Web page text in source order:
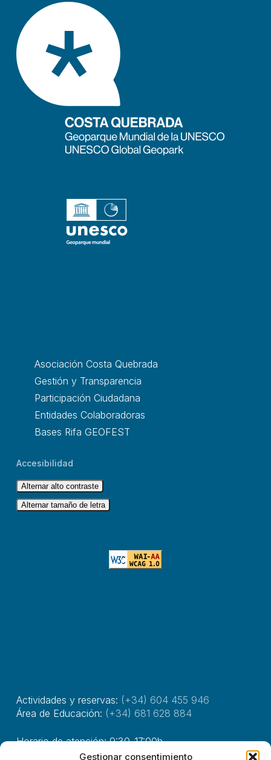
Gestionar consentimiento
Asociación Costa Quebrada
Gestión y Transparencia
Participación Ciudadana
Entidades Colaboradoras
Bases Rifa GEOFEST
Accesibilidad
Alternar alto contraste
Alternar tamaño de letra
Actividades y reservas: (+34) 604 455 946
Área de Educación: (+34) 681 628 884
Horario de atención: 9:30-17:00h.